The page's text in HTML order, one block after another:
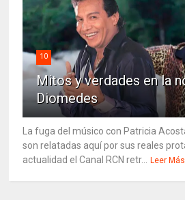
10
Mitos y verdades en la
Diomedes
La fuga del músico con Patricia
son relatadas aquí por sus reales
actualidad el Canal RCN retr... Leer Más